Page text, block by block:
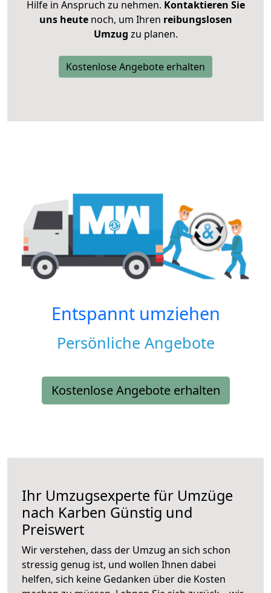
Hilfe in Anspruch zu nehmen. Kontaktieren Sie
uns heutenoch, um Ihren reibungslosen
Umzug zu planen.
Kostenlose Angebote erhalten
Entspannt umziehen
Persönliche Angebote
Kostenlose Angebote erhalten
Ihr Umzugsexperte für Umzüge
nach Karben Günstig und
Preiswert
Wir verstehen, dass der Umzug an sich schon
stressig genug ist, und wollen Ihnen dabei
helfen, sich keine Gedanken über die Kosten